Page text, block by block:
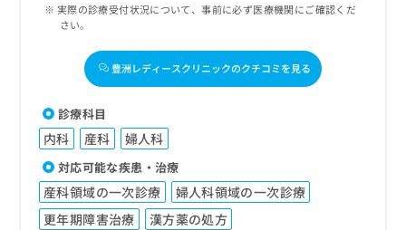
実際の診療受付状況について、事前に必ず医療機関にご確認くだ
さい。
豊洲レディースクリニックのクチコミを見る
診療科目
内科 産科 婦人科
対応可能な疾患・治療
産科領域の一次診療
婦人科領域の一次診療
更年期障害治療
漢方薬の処方